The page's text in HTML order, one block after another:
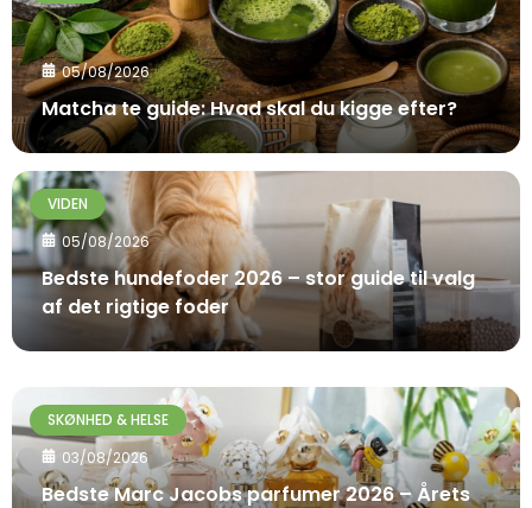
05/08/2026
Matcha te guide: Hvad skal du kigge efter?
VIDEN
05/08/2026
Bedste hundefoder 2026 – stor guide til valg
af det rigtige foder
SKØNHED & HELSE
03/08/2026
Bedste Marc Jacobs parfumer 2026 – Årets